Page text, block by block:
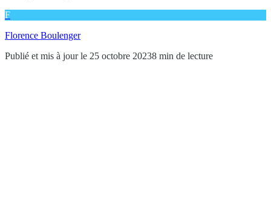
F
Florence Boulenger
Publié et mis à jour le 25 octobre 20238 min de lecture